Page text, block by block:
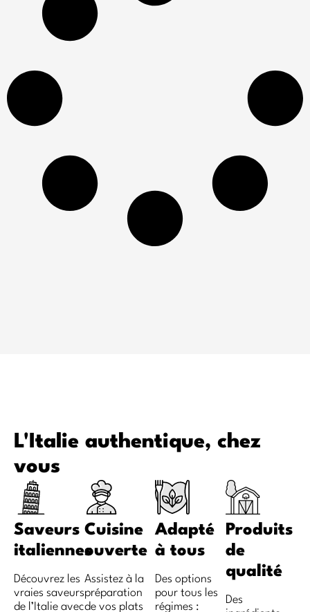
L'Italie authentique, chez
vous
Saveurs
italiennes
Découvrez les
vraies saveurs
de l’Italie avec
Cuisine
ouverte
Assistez à la
préparation
de vos plats
Adapté
à tous
Des options
pour tous les
régimes :
Produits
de
qualité
Des